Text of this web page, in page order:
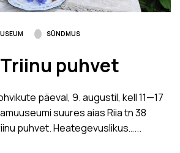
SÜNDMUS
puhvet
päeval, 9. augustil, kell 11­—17
suures aias Riia tn 38
puhvet. Heategevuslikus…...